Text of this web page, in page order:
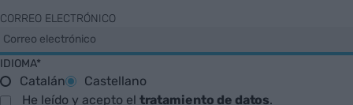
CORREO ELECTRÓNICO
IDIOMA*
Catalán
Castellano
He leído y acepto el tratamiento de datos.